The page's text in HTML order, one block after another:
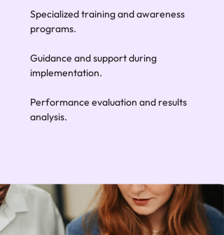
Specialized training and awareness
programs.
Guidance and support during
implementation.
Performance evaluation and results
analysis.